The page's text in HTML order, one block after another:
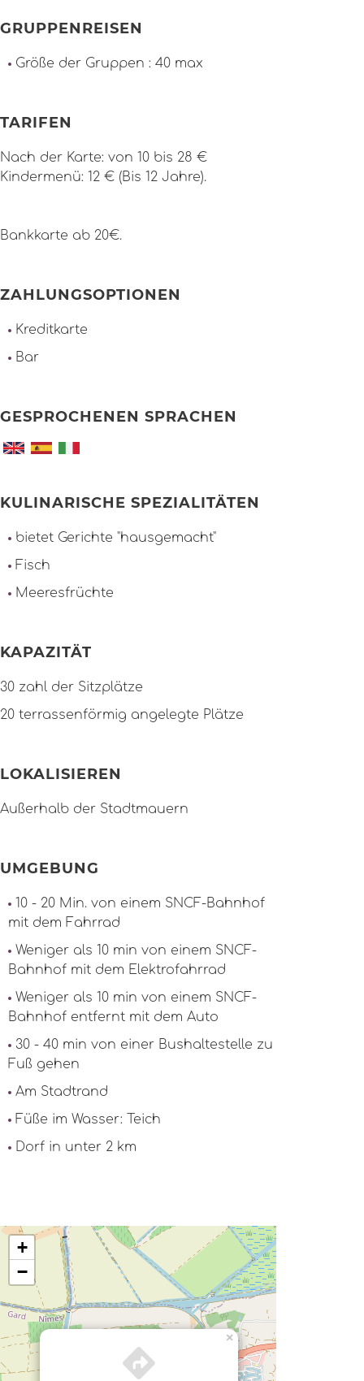
GRUPPENREISEN
Größe der Gruppen : 40 max
TARIFEN
Nach der Karte: von 10 bis 28 €
Kindermenü: 12 € (Bis 12 Jahre).
Bankkarte ab 20€.
ZAHLUNGSOPTIONEN
Kreditkarte
Bar
GESPROCHENEN SPRACHEN
KULINARISCHE SPEZIALITÄTEN
bietet Gerichte "hausgemacht"
Fisch
Meeresfrüchte
KAPAZITÄT
30 zahl der Sitzplätze
20 terrassenförmig angelegte Plätze
LOKALISIEREN
Außerhalb der Stadtmauern
UMGEBUNG
10 - 20 Min. von einem SNCF-Bahnhof
mit dem Fahrrad
Weniger als 10 min von einem SNCF-
Bahnhof mit dem Elektrofahrrad
Weniger als 10 min von einem SNCF-
Bahnhof entfernt mit dem Auto
30 - 40 min von einer Bushaltestelle zu
Fuß gehen
Am Stadtrand
Füße im Wasser: Teich
Dorf in unter 2 km
×
+
−